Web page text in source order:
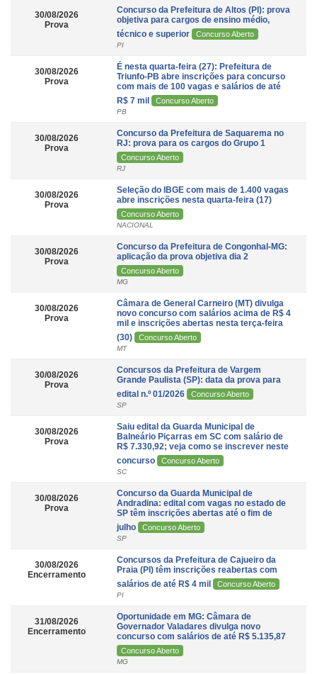
30/08/2026
Prova
Concurso da Prefeitura de Altos (PI): prova
objetiva para cargos de ensino médio,
técnico e superior
Concurso Aberto
PI
30/08/2026
Prova
É nesta quarta-feira (27): Prefeitura de
Triunfo-PB abre inscrições para concurso
com mais de 100 vagas e salários de até
R$ 7 mil
Concurso Aberto
PB
30/08/2026
Prova
Concurso da Prefeitura de Saquarema no
RJ: prova para os cargos do Grupo 1
Concurso Aberto
RJ
30/08/2026
Prova
Seleção do IBGE com mais de 1.400 vagas
abre inscrições nesta quarta-feira (17)
Concurso Aberto
NACIONAL
30/08/2026
Prova
Concurso da Prefeitura de Congonhal-MG:
aplicação da prova objetiva dia 2
Concurso Aberto
MG
30/08/2026
Prova
Câmara de General Carneiro (MT) divulga
novo concurso com salários acima de R$ 4
mil e inscrições abertas nesta terça-feira
(30)
Concurso Aberto
MT
30/08/2026
Prova
Concursos da Prefeitura de Vargem
Grande Paulista (SP): data da prova para
edital n.º 01/2026
Concurso Aberto
SP
30/08/2026
Prova
Saiu edital da Guarda Municipal de
Balneário Piçarras em SC com salário de
R$ 7.330,92; veja como se inscrever neste
concurso
Concurso Aberto
SC
30/08/2026
Prova
Concurso da Guarda Municipal de
Andradina: edital com vagas no estado de
SP têm inscrições abertas até o fim de
julho
Concurso Aberto
SP
30/08/2026
Encerramento
Concursos da Prefeitura de Cajueiro da
Praia (PI) têm inscrições reabertas com
salários de até R$ 4 mil
Concurso Aberto
PI
31/08/2026
Encerramento
Oportunidade em MG: Câmara de
Governador Valadares divulga novo
concurso com salários de até R$ 5.135,87
Concurso Aberto
MG